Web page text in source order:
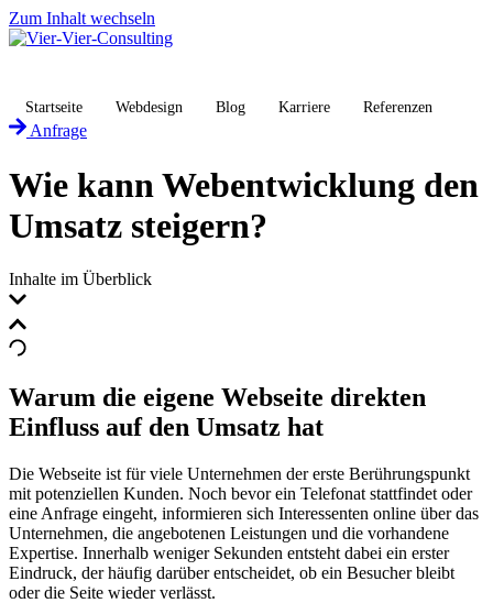
Zum Inhalt wechseln
Startseite Webdesign Blog Karriere Referenzen
Anfrage
Wie kann Webentwicklung den
Umsatz steigern?
Inhalte im Überblick
Warum die eigene Webseite direkten
Einfluss auf den Umsatz hat
Die Webseite ist für viele Unternehmen der erste Berührungspunkt
mit potenziellen Kunden. Noch bevor ein Telefonat stattfindet oder
eine Anfrage eingeht, informieren sich Interessenten online über das
Unternehmen, die angebotenen Leistungen und die vorhandene
Expertise. Innerhalb weniger Sekunden entsteht dabei ein erster
Eindruck, der häufig darüber entscheidet, ob ein Besucher bleibt
oder die Seite wieder verlässt.